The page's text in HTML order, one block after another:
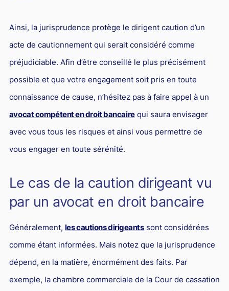
Ainsi, la jurisprudence protège le dirigent caution d’un
acte de cautionnement qui serait considéré comme
préjudiciable. Afin d’être conseillé le plus précisément
possible et que votre engagement soit pris en toute
connaissance de cause, n’hésitez pas à faire appel à un
avocat compétent en droit bancairequi saura envisager
avec vous tous les risques et ainsi vous permettre de
vous engager en toute sérénité.
Le cas de la caution dirigeant vu
par un avocat en droit bancaire
Généralement, les cautions dirigeantssont considérées
comme étant informées. Mais notez que la jurisprudence
dépend, en la matière, énormément des faits. Par
exemple, la chambre commerciale de la Cour de cassation